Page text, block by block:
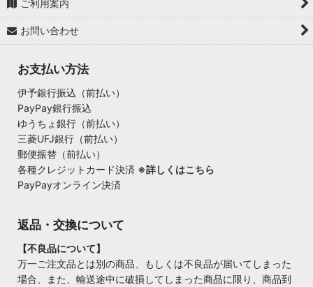
ご利用案内
お問い合わせ
お支払い方法
伊予銀行振込（前払い）
PayPay銀行振込
ゆうちょ銀行（前払い）
三菱UFJ銀行（前払い）
郵便振替（前払い）
各種クレジットカード決済 ※詳しくはこちら
PayPayオンライン決済
返品・交換について
【不良品について】
万一ご注文品とは別の商品、もしくは不良品が届いてしまった
場合、また、輸送途中に破損してしまった商品に限り、商品到